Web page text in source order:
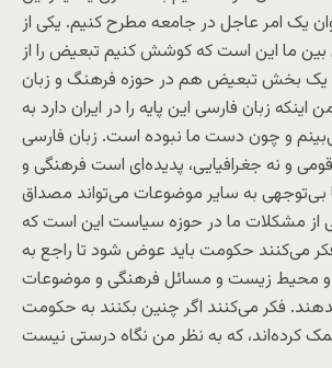
یک امر عاجل در جامعه مطرح کنیم. یکی از
بین ما این است که کوشش کنیم تبعیض را از
یک بخش تبعیض هم در حوزه فرهنگ و زبان
زبان فارسی این پایه را در ایران دارد به
و چون دست ما نبوده است. زبان فارسی
و نه جغرافیایی، پدیده‌ای است فرهنگی و
بی‌توجهی به سایر موضوعات می‌تواند مصداق
از مشکلات ما در حوزه سیاست این است که
می‌کنند حکومت باید عوض شود تا راجع به
و محیط زیست و مسائل فرهنگی و موضوعات
فکر می‌کنند اگر چنین بکنند به حکومت